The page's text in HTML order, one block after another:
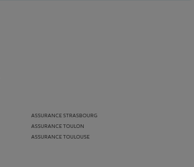
ASSURANCE STRASBOURG
ASSURANCE TOULON
ASSURANCE TOULOUSE